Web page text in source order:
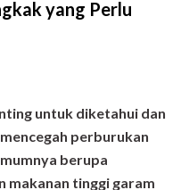
yang Perlu
untuk diketahui dan
perburukan
berupa
makanan tinggi garam